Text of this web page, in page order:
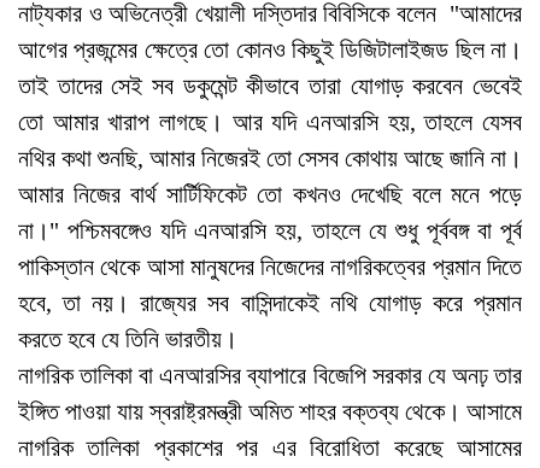
নাট্যকার ও অভিনেত্রী খেয়ালী দস্তিদার বিবিসিকে বলেন "আমাদের
আগের প্রজন্মের ক্ষেত্রে তো কোনও কিছুই ডিজিটালাইজড ছিল না।
তাই তাদের সেই সব ডকুমেন্ট কীভাবে তারা যোগাড় করবেন ভেবেই
তো আমার খারাপ লাগছে। আর যদি এনআরসি হয়, তাহলে যেসব
নথির কথা শুনছি, আমার নিজেরই তো সেসব কোথায় আছে জানি না।
আমার নিজের বার্থ সার্টিফিকেট তো কখনও দেখেছি বলে মনে পড়ে
না।" পশ্চিমবঙ্গেও যদি এনআরসি হয়, তাহলে যে শুধু পূর্ববঙ্গ বা পূর্ব
পাকিস্তান থেকে আসা মানুষদের নিজেদের নাগরিকত্বের প্রমান দিতে
হবে, তা নয়। রাজ্যের সব বাসিন্দাকেই নথি যোগাড় করে প্রমান
করতে হবে যে তিনি ভারতীয়।
নাগরিক তালিকা বা এনআরসির ব্যাপারে বিজেপি সরকার যে অনঢ় তার
ইঙ্গিত পাওয়া যায় স্বরাষ্ট্রমন্ত্রী অমিত শাহর বক্তব্য থেকে। আসামে
নাগরিক তালিকা প্রকাশের পর এর বিরোধিতা করেছে আসামের